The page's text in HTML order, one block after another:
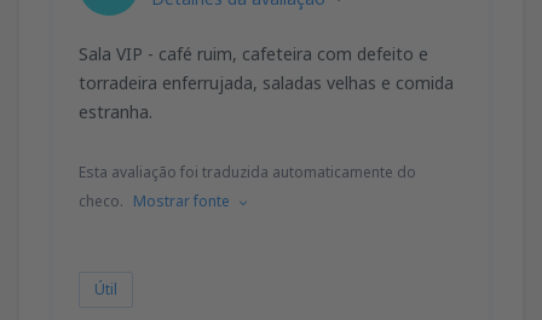
Sala VIP - café ruim, cafeteira com defeito e
torradeira enferrujada, saladas velhas e comida
estranha.
Esta avaliação foi traduzida automaticamente do
checo. Mostrar fonte
Útil